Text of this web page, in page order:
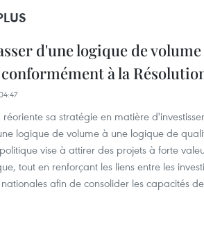
d'une logique de
à la
réoriente sa stratégie en matière
logique de volume à une logique de
vise à attirer des projets à forte
tout en renforçant les liens entre les
afin de consolider les capacités